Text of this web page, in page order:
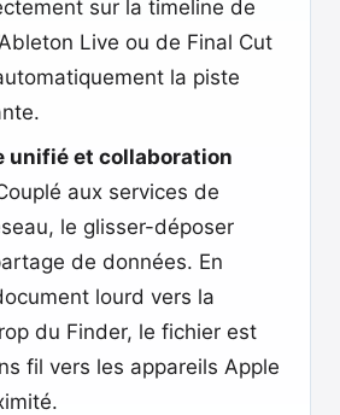
sur la timeline de
Live ou de Final Cut
la piste
unifié et collaboration
aux services de
le glisser-déposer
de données. En
lourd vers la
du Finder, le fichier est
fil vers les appareils Apple